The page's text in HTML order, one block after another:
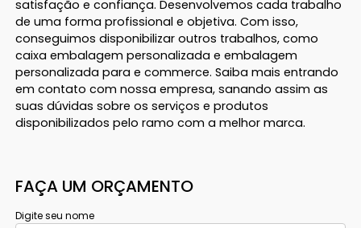
satisfação e confiança. Desenvolvemos cada trabalho
de uma forma profissional e objetiva. Com isso,
conseguimos disponibilizar outros trabalhos, como
caixa embalagem personalizada e embalagem
personalizada para e commerce. Saiba mais entrando
em contato com nossa empresa, sanando assim as
suas dúvidas sobre os serviços e produtos
disponibilizados pelo ramo com a melhor marca.
FAÇA UM ORÇAMENTO
Digite seu nome